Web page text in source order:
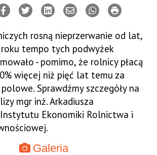
rosną nieprzerwanie od lat,
tempo tych podwyżek
- pomimo, że rolnicy płacą
więcej niż pięć lat temu za
Sprawdźmy szczegóły na
mgr inż. Arkadiusza
Ekonomiki Rolnictwa i
Galeria